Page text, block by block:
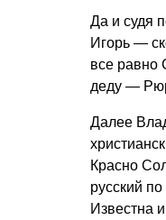
Да и судя
Игорь —
все равно
деду —
Далее
Красно
русский
Известна